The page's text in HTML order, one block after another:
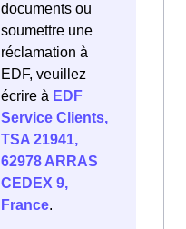
documents ou
soumettre une
réclamation à
EDF, veuillez
écrire à EDF
Service Clients,
TSA 21941,
62978 ARRAS
CEDEX 9,
France.